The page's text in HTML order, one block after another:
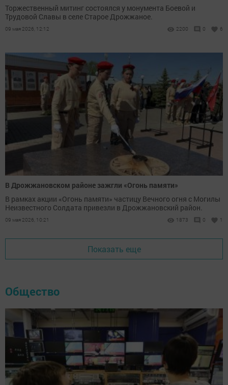
Торжественный митинг состоялся у монумента Боевой и
Трудовой Славы в селе Старое Дрожжаное.
09 мая 2026, 12:12 2200 0 6
В Дрожжановском районе зажгли «Огонь памяти»
В рамках акции «Огонь памяти» частицу Вечного огня с Могилы
Неизвестного Солдата привезли в Дрожжановский район.
09 мая 2026, 10:21 1873 0 1
Показать еще
Общество